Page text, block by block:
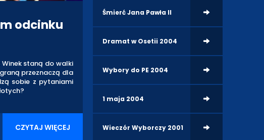
odcinku
staną do walki
przeznaczą dla
sobie z pytaniami
CZYTAJ WIĘCEJ
Śmierć Jana Pawła II
Dramat w Osetii 2004
Wybory do PE 2004
1 maja 2004
Wieczór Wyborczy 2001